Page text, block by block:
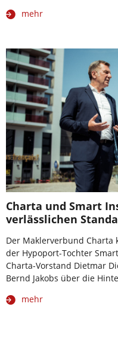
mehr
Charta und Smart
verlässlichen
Der Maklerverbund
der Hypoport-Tochter
Charta-Vorstand Dietmar
Bernd Jakobs über die
mehr